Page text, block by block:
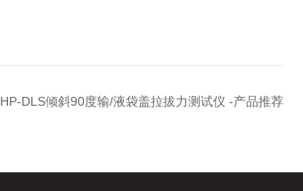
HP-DLS倾斜90度输/液袋盖拉拔力测试仪 -产品推荐